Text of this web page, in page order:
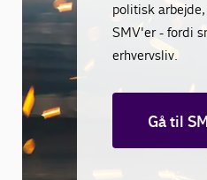
politisk
SMV'er - fordi
erhvervsliv.
Gå til